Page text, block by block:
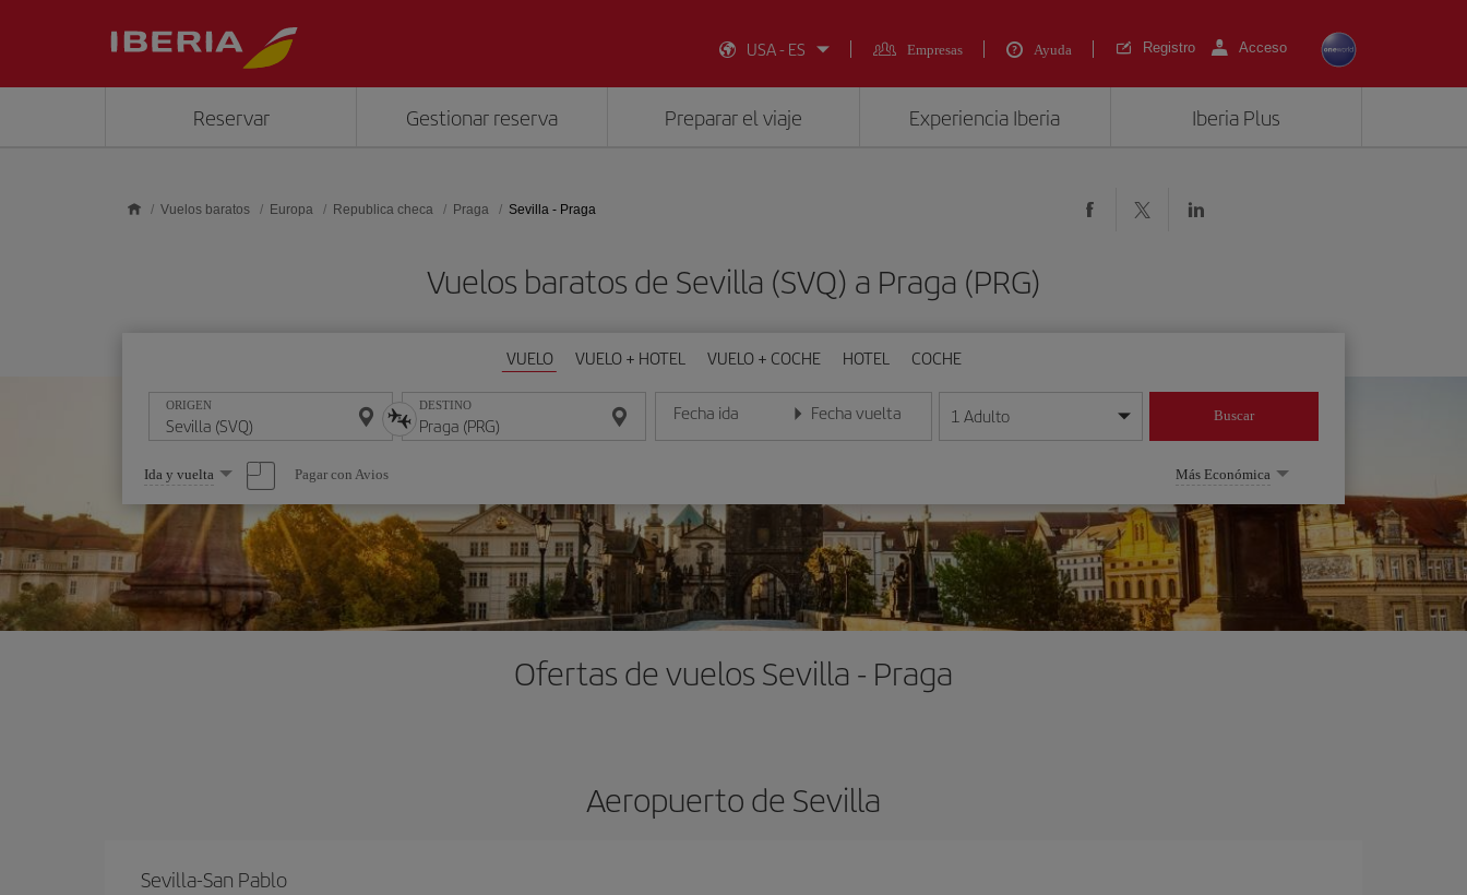
USA - ES
Empresas Ayuda Registro Acceso
Reservar Gestionar reserva Preparar el viaje Experiencia Iberia Iberia Plus
Vuelos baratos Europa Republica checa Praga Sevilla - Praga
Vuelos baratos de Sevilla (SVQ) a Praga (PRG)
VUELO VUELO + HOTEL VUELO + COCHE HOTEL COCHE
ORIGEN DESTINO Fecha ida
Introduce la fecha en formato día/mes/año
Fecha vuelta
Introduce la fecha en formato día/mes/año
1 Adulto Buscar
Seleccione
una
opción
Ida y vuelta Pagar con Avios Más Económica
Ofertas de vuelos Sevilla - Praga
Aeropuerto de Sevilla
Sevilla-San Pablo